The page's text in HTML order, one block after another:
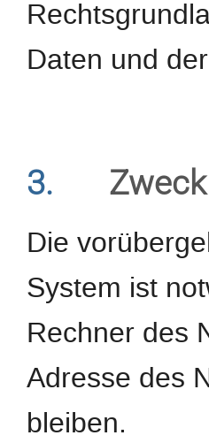
Daten und
3.
Die
System ist
Rechner des
Adresse des
bleiben.